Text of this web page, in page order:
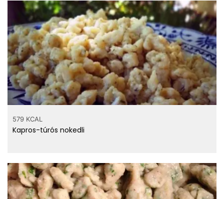
579 KCAL
Kapros-túrós nokedli